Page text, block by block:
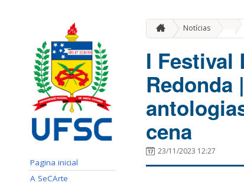
Pagina inicial
A SeCArte
Notícias
I Festival
Redonda
cena
23/11/2023 12:27